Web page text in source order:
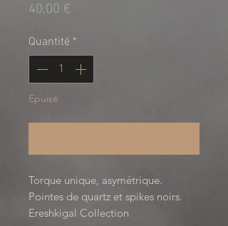
40,00 €
Quantité *
Epuisé
Torque unique, asymétrique.
Pointes de quartz et spikes noirs.
Ereshkigal Collection